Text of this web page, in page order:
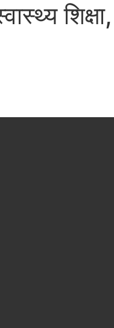
शिक्षा,